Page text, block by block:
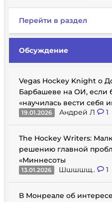
Перейти в раздел
Обсуждение
Vegas Hockey Knight о
Барбашеве на ОИ, если
«научилась вести себя
19.01.2026 Андрей Л 1
The Hockey Writers:
решению главной
«Миннесоты
13.01.2026 Шшшшщ.. 1
В Монреале об